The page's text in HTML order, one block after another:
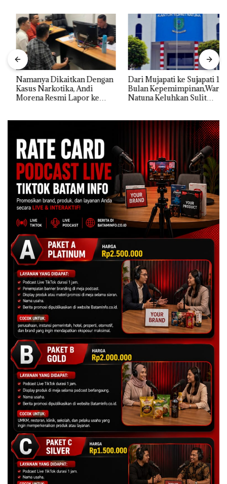
Namanya Dikaitkan Dengan
Kasus Narkotika, Andi
Morena Resmi Lapor ke
Dari Mujapati ke Sujapati 17
Bulan Kepemimpinan,Warga
Natuna Keluhkan Sulit